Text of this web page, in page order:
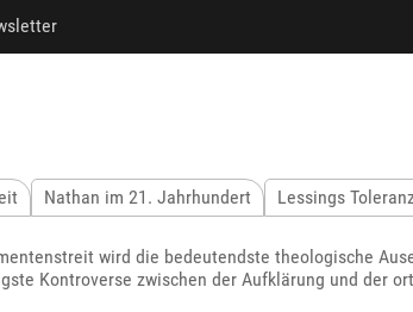
Nathan im 21. Jahrhundert Lessings
wird die bedeutendste theologische
Kontroverse zwischen der Aufklärung und der